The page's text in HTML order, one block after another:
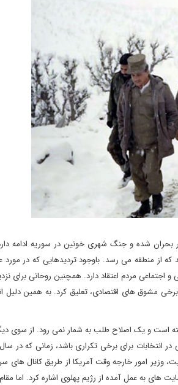
بحران شده و جنگ شهری خونین در سوریه ادامه
از منطقه می رسد. باوجود تردیدهایی که در مورد
مردم اعتقاد دارد. همچنین روحانی برای
برخی مشوق های اقتصادی، تعلیق کرد. به همین دلیل
است و یک اصلاح طلب به شمار نمی رود. از سوی
وزیر امور خارجه وقت آمریکا از طریق کانال های
های به عمل آمده از رژیم پهلوی اشاره کرد. اما